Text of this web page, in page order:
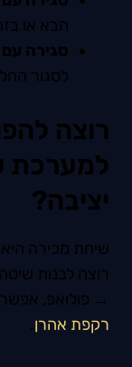
הבא או
סגירה עם
לסגור
רוצה
למערכת
יציבה?
שיחת מכירה
רוצה לבנות
→ פולואפ,
רקפת אהרן.